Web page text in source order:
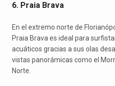
6. Praia Brava
En el extremo norte de
Praia Brava es ideal para
acuáticos gracias a sus olas
vistas panorámicas como el
Norte.